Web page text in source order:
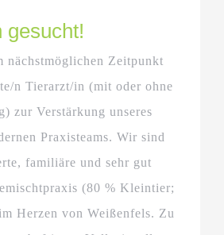
gesucht!
nächstmöglichen Zeitpunkt
n Tierarzt/in (mit oder ohne
zur Verstärkung unseres
Praxisteams. Wir sind
familiäre und sehr gut
(80 % Kleintier;
Herzen von Weißenfels. Zu